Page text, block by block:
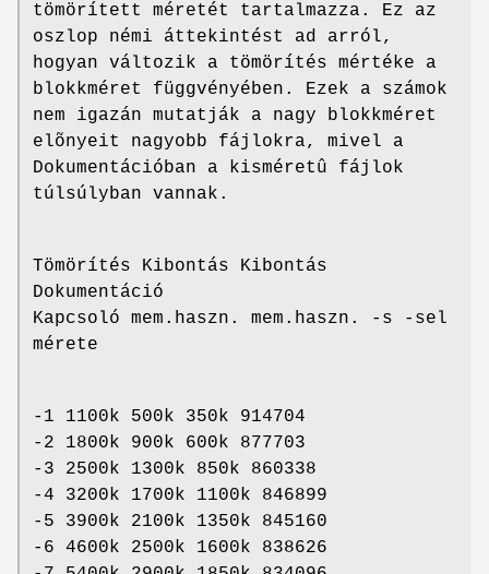
tömörített méretét tartalmazza. Ez az
oszlop némi áttekintést ad arról,
hogyan változik a tömörítés mértéke a
blokkméret függvényében. Ezek a számok
nem igazán mutatják a nagy blokkméret
elõnyeit nagyobb fájlokra, mivel a
Dokumentációban a kisméretû fájlok
túlsúlyban vannak.
Tömörítés Kibontás Kibontás
Dokumentáció
Kapcsoló mem.haszn. mem.haszn. -s -sel
mérete
-1 1100k 500k 350k 914704
-2 1800k 900k 600k 877703
-3 2500k 1300k 850k 860338
-4 3200k 1700k 1100k 846899
-5 3900k 2100k 1350k 845160
-6 4600k 2500k 1600k 838626